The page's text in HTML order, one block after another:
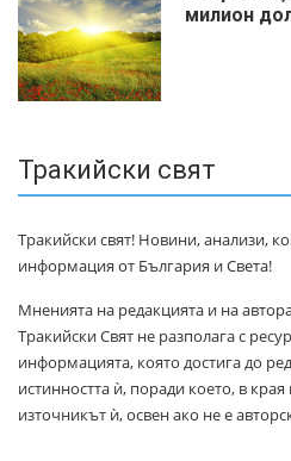
милиoн
Тракийски свят
Тракийски свят! Новини, анализи,
информация от България и Света!
Мненията на редакцията и на
Тракийски Свят не разполага с
информацията, която достига до
истинността ѝ, поради което, в
източникът ѝ, освен ако не е